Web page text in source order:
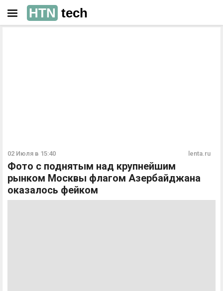
HTN tech
02 Июля в 15:40 lenta.ru
Фото с поднятым над крупнейшим
рынком Москвы флагом Азербайджана
оказалось фейком